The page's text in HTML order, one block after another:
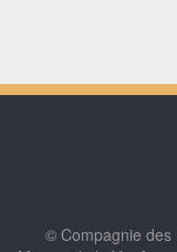
© Compagnie des